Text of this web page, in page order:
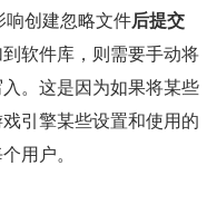
创建忽略文件后提交
软件库，则需要手动将
。这是因为如果将某些
引擎某些设置和使用的
用户。